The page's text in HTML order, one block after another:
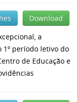
Download
a
período letivo do
de Educação e